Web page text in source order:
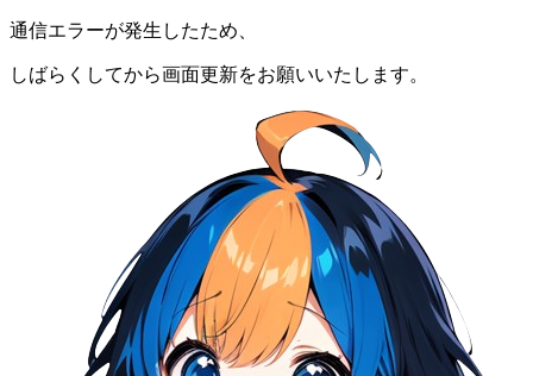
通信エラーが発生したため、
しばらくしてから画面更新をお願いいたします。